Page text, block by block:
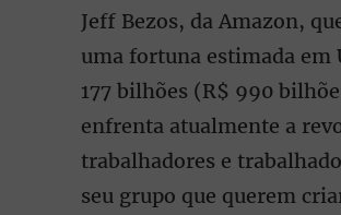
Jeff Bezos, da Amazon,
uma fortuna estimada em
177 bilhões (R$ 990
enfrenta atualmente a
trabalhadores e
seu grupo que querem